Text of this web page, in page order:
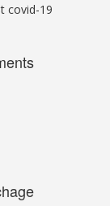
covid-19